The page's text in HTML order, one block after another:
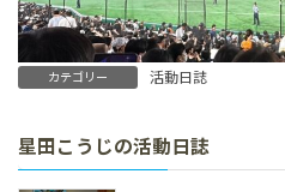
カテゴリー 活動日誌
星田こうじの活動日誌